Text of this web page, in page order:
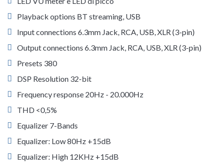
Playback options BT streaming, USB
Input connections 6.3mm Jack, RCA, USB, XLR (3-pin)
Output connections 6.3mm Jack, RCA, USB, XLR (3-pin)
Presets 380
DSP Resolution 32-bit
Frequency response 20Hz - 20.000Hz
THD <0,5%
Equalizer 7-Bands
Equalizer: Low 80Hz +15dB
Equalizer: High 12KHz +15dB